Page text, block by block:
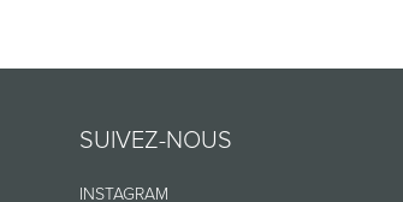
SUIVEZ-NOUS
INSTAGRAM